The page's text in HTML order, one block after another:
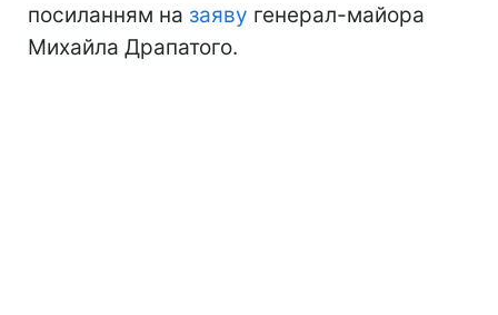
посиланням на заяву генерал-майора
Михайла Драпатого.